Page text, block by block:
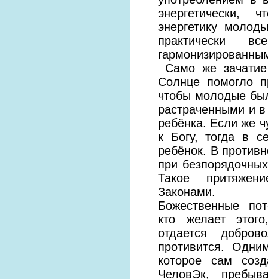
энергетически,
энергетику
практически
Само же
Солнце помогло
чтобы молодые
растраченными и
ребёнка. Если же
к Богу, тогда в
ребёнок. В
при
Такое
Законами.
Божественные
кто желает
отдается
противится.
которое сам
ЧеловЭк,